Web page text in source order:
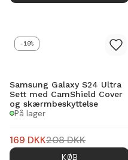
-19%
Samsung Galaxy S24 Ultra
Sett med CamShield Cover
og skærmbeskyttelse
På lager
169 DKK208DKK
KØB